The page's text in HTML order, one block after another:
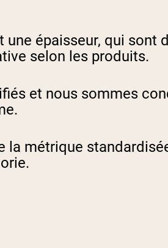
épaisseur, qui sont
selon les produits.
et nous sommes
métrique